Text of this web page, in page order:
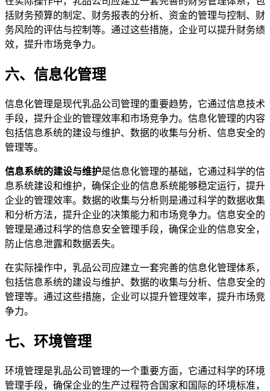
括财务预算的制定、财务报表的分析、资金的管理与控制、财
务风险的评估与控制等。通过这些措施，企业可以提升财务绩
效，提升市场竞争力。
六、信息化管理
信息化管理是现代乳品公司管理的重要趋势，它通过信息技术
手段，提升企业的管理效率和市场竞争力。信息化管理的内容
包括信息系统的建设与维护、数据的收集与分析、信息安全的
管理等。
信息系统的建设与维护是信息化管理的基础，它通过科学的信
息系统建设和维护，确保企业的信息系统能够稳定运行，提升
企业的管理效率。数据的收集与分析则是通过科学的数据收集
和分析方法，提升企业的决策能力和市场竞争力。信息安全的
管理是通过科学的信息安全管理手段，确保企业的信息安全，
防止信息泄露和数据丢失。
在实际操作中，乳品公司应建立一套完善的信息化管理体系，
包括信息系统的建设与维护、数据的收集与分析、信息安全的
管理等。通过这些措施，企业可以提升管理效率，提升市场竞
争力。
七、环境管理
环境管理是乳品公司管理的一个重要方面，它通过科学的环境
管理手段，确保企业的生产过程符合国家和国际的环境标准，